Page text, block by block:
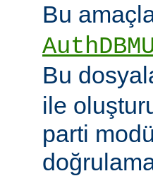
Bu
Bu
ile
parti